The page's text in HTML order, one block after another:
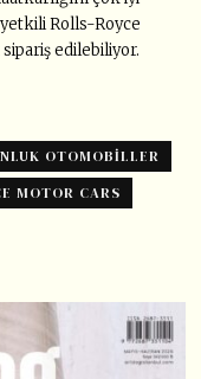
Rolls-Royce
edilebiliyor.
OTOMOBILLER
MOTOR CARS